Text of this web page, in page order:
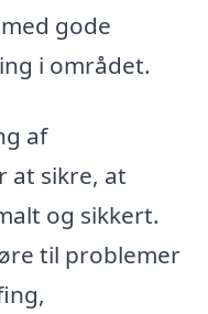
gode
i området.
af
at sikre, at
og sikkert.
til problemer